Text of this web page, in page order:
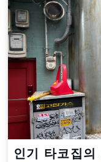
인기 타코집